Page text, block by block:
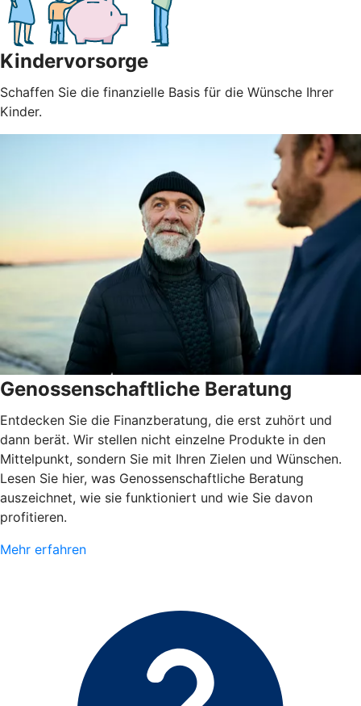
Kindervorsorge
Schaffen Sie die finanzielle Basis für die Wünsche Ihrer
Kinder.
Genossenschaftliche Beratung
Entdecken Sie die Finanzberatung, die erst zuhört und
dann berät. Wir stellen nicht einzelne Produkte in den
Mittelpunkt, sondern Sie mit Ihren Zielen und Wünschen.
Lesen Sie hier, was Genossenschaftliche Beratung
auszeichnet, wie sie funktioniert und wie Sie davon
profitieren.
Mehr erfahren